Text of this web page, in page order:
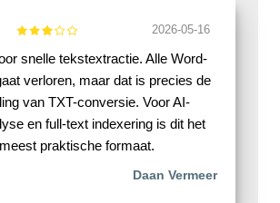
2026-05-16
snelle tekstextractie. Alle Word-
verloren, maar dat is precies de
van TXT-conversie. Voor AI-
en full-text indexering is dit het
meest praktische formaat.
Daan Vermeer